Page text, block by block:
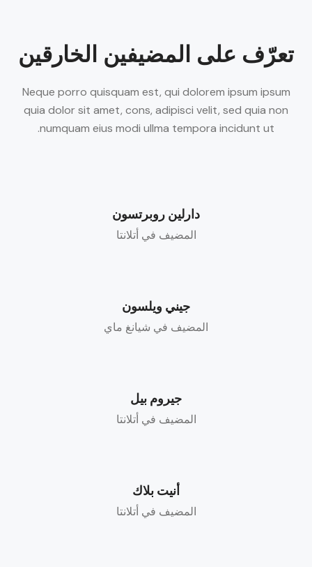
تعرّف على المضيفين الخارقين
Neque porro quisquam est, qui dolorem ipsum ipsum
quia dolor sit amet, cons, adipisci velit, sed quia non
numquam eius modi ullma tempora incidunt ut.
دارلين روبرتسون
المضيف في أتلانتا
جيني ويلسون
المضيف في شيانغ ماي
جيروم بيل
المضيف في أتلانتا
أنيت بلاك
المضيف في أتلانتا